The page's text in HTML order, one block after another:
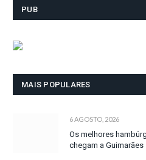
PUB
MAIS POPULARES
6 AGOSTO, 2026
Os melhores
chegam a Guimarães